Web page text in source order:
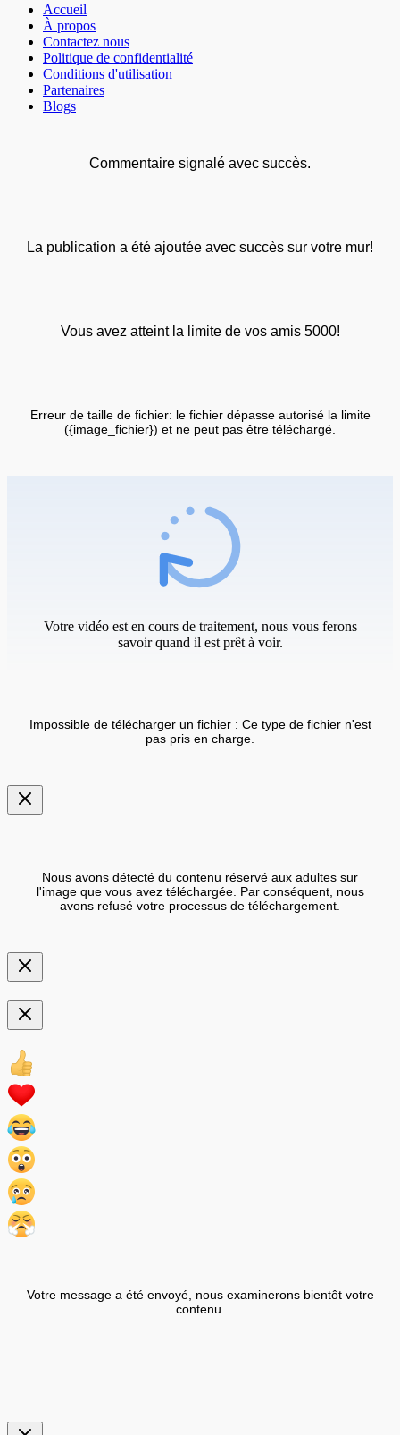
Accueil
À propos
Contactez nous
Politique de confidentialité
Conditions d'utilisation
Partenaires
Blogs
Commentaire signalé avec succès.
La publication a été ajoutée avec succès sur votre mur!
Vous avez atteint la limite de vos amis 5000!
Erreur de taille de fichier: le fichier dépasse autorisé la limite
({image_fichier}) et ne peut pas être téléchargé.
Votre vidéo est en cours de traitement, nous vous ferons
savoir quand il est prêt à voir.
Impossible de télécharger un fichier : Ce type de fichier n'est
pas pris en charge.
Nous avons détecté du contenu réservé aux adultes sur
l'image que vous avez téléchargée. Par conséquent, nous
avons refusé votre processus de téléchargement.
Votre message a été envoyé, nous examinerons bientôt votre
contenu.